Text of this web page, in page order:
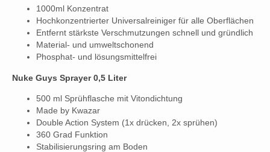
1000ml Konzentrat
Hochkonzentrierter Universalreiniger für alle Oberflächen
Entfernt stärkste Verschmutzungen schnell und gründlich
Material- und umweltschonend
Phosphat- und lösungsmittelfrei
Nuke Guys Sprayer 0,5 Liter
500 ml Sprühflasche mit Vitondichtung
Made by Kwazar
Double Action System (1x drücken, 2x sprühen)
360 Grad Funktion
Stabilisierungsring am Boden